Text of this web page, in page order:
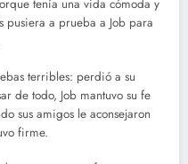
tenía una vida cómoda y
pusiera a prueba a Job para
terribles: perdió a su
de todo, Job mantuvo su fe
sus amigos le aconsejaron
firme.